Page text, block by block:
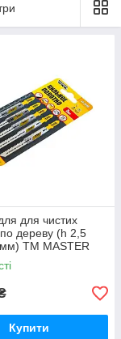
для чистих
дереву (h 2,5
ТМ MASTER
Купити